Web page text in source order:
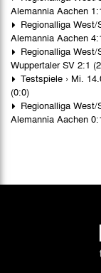
Alemannia Aachen
Regionalliga West/
Alemannia Aachen
Regionalliga
Wuppertaler SV 2:1
Testspiele › Mi.
(0:0)
Regionalliga West/
Alemannia Aachen